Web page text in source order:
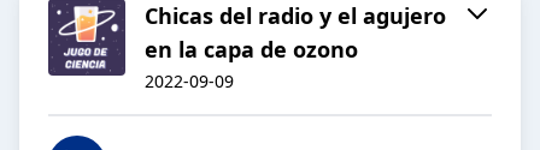
Chicas del radio y el agujero
en la capa de ozono
2022-09-09